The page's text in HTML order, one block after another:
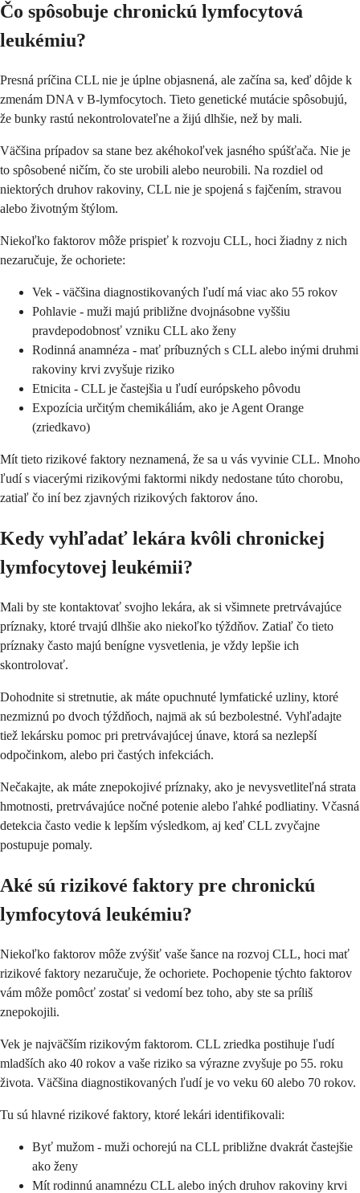
Čo spôsobuje chronickú lymfocytová
leukémiu?
Presná príčina CLL nie je úplne objasnená, ale začína sa, keď dôjde k
zmenám DNA v B-lymfocytoch. Tieto genetické mutácie spôsobujú,
že bunky rastú nekontrolovateľne a žijú dlhšie, než by mali.
Väčšina prípadov sa stane bez akéhokoľvek jasného spúšťača. Nie je
to spôsobené ničím, čo ste urobili alebo neurobili. Na rozdiel od
niektorých druhov rakoviny, CLL nie je spojená s fajčením, stravou
alebo životným štýlom.
Niekoľko faktorov môže prispieť k rozvoju CLL, hoci žiadny z nich
nezaručuje, že ochoriete:
Vek - väčšina diagnostikovaných ľudí má viac ako 55 rokov
Pohlavie - muži majú približne dvojnásobne vyššiu
pravdepodobnosť vzniku CLL ako ženy
Rodinná anamnéza - mať príbuzných s CLL alebo inými druhmi
rakoviny krvi zvyšuje riziko
Etnicita - CLL je častejšia u ľudí európskeho pôvodu
Expozícia určitým chemikáliám, ako je Agent Orange
(zriedkavo)
Mít tieto rizikové faktory neznamená, že sa u vás vyvinie CLL. Mnoho
ľudí s viacerými rizikovými faktormi nikdy nedostane túto chorobu,
zatiaľ čo iní bez zjavných rizikových faktorov áno.
Kedy vyhľadať lekára kvôli chronickej
lymfocytovej leukémii?
Mali by ste kontaktovať svojho lekára, ak si všimnete pretrvávajúce
príznaky, ktoré trvajú dlhšie ako niekoľko týždňov. Zatiaľ čo tieto
príznaky často majú benígne vysvetlenia, je vždy lepšie ich
skontrolovať.
Dohodnite si stretnutie, ak máte opuchnuté lymfatické uzliny, ktoré
nezmiznú po dvoch týždňoch, najmä ak sú bezbolestné. Vyhľadajte
tiež lekársku pomoc pri pretrvávajúcej únave, ktorá sa nezlepší
odpočinkom, alebo pri častých infekciách.
Nečakajte, ak máte znepokojivé príznaky, ako je nevysvetliteľná strata
hmotnosti, pretrvávajúce nočné potenie alebo ľahké podliatiny. Včasná
detekcia často vedie k lepším výsledkom, aj keď CLL zvyčajne
postupuje pomaly.
Aké sú rizikové faktory pre chronickú
lymfocytová leukémiu?
Niekoľko faktorov môže zvýšiť vaše šance na rozvoj CLL, hoci mať
rizikové faktory nezaručuje, že ochoriete. Pochopenie týchto faktorov
vám môže pomôcť zostať si vedomí bez toho, aby ste sa príliš
znepokojili.
Vek je najväčším rizikovým faktorom. CLL zriedka postihuje ľudí
mladších ako 40 rokov a vaše riziko sa výrazne zvyšuje po 55. roku
života. Väčšina diagnostikovaných ľudí je vo veku 60 alebo 70 rokov.
Tu sú hlavné rizikové faktory, ktoré lekári identifikovali:
Byť mužom - muži ochorejú na CLL približne dvakrát častejšie
ako ženy
Mít rodinnú anamnézu CLL alebo iných druhov rakoviny krvi